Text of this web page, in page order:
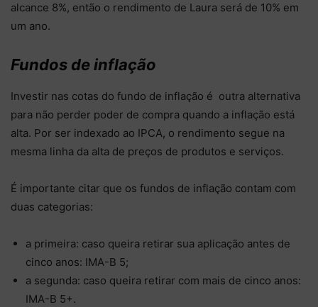
alcance 8%, então o rendimento de Laura será de 10% em
um ano.
Fundos de inflação
Investir nas cotas do fundo de inflação é outra alternativa
para não perder poder de compra quando a inflação está
alta. Por ser indexado ao IPCA, o rendimento segue na
mesma linha da alta de preços de produtos e serviços.
É importante citar que os fundos de inflação contam com
duas categorias:
a primeira: caso queira retirar sua aplicação antes de
cinco anos: IMA-B 5;
a segunda: caso queira retirar com mais de cinco anos:
IMA-B 5+.